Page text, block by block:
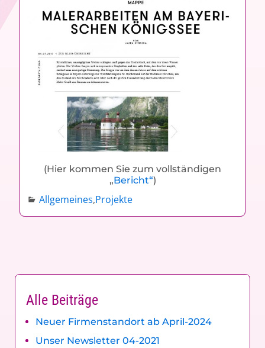
(Hier kommen Sie zum vollständigen
„Bericht“)
Allgemeines,Projekte
Alle Beiträge
Neuer Firmenstandort ab April-2024
Unser Newsletter 04-2021